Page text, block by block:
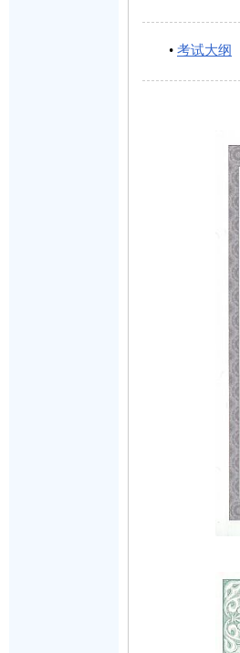
• 考试大纲